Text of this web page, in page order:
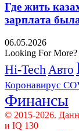
Где жить
зарплата
06.05.2026
Looking For More?
Hi-Tech Авто
Коронавирус
Финансы
© 2015-2026.
и IQ 130